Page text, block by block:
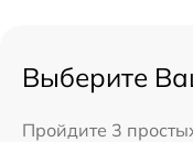
Выберите
Пройдите 3